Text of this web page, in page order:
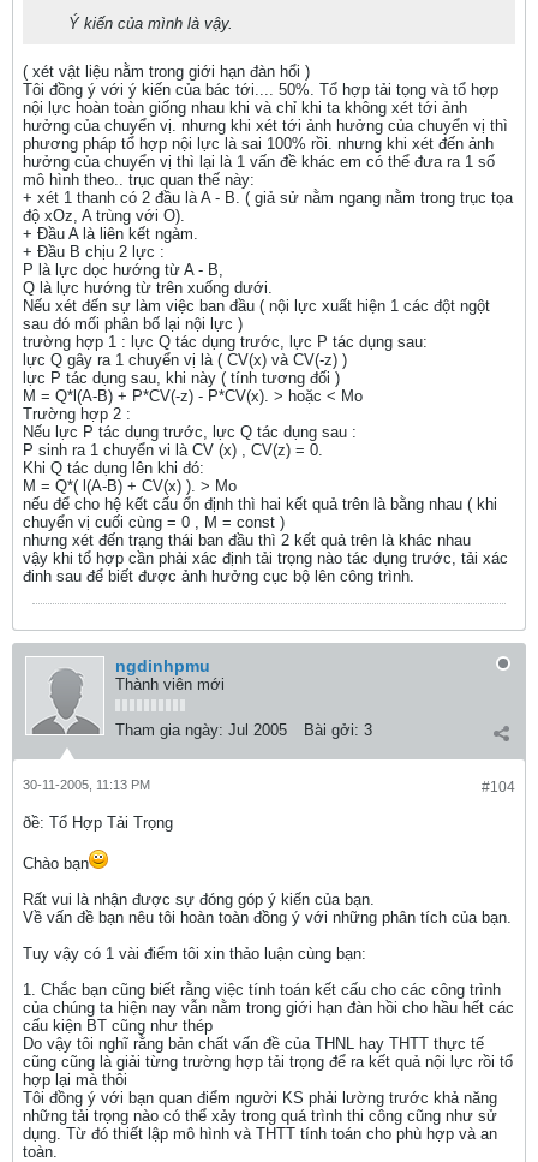
Ý kiến của mình là vậy.
( xét vật liệu nằm trong giới hạn đàn hổi )
Tôi đồng ý với ý kiến của bác tới.... 50%. Tổ hợp tải tọng và tổ hợp
nội lực hoàn toàn giống nhau khi và chỉ khi ta không xét tới ảnh
hưởng của chuyển vị. nhưng khi xét tới ảnh hưởng của chuyển vị thì
phương pháp tổ hợp nội lực là sai 100% rồi. nhưng khi xét đến ảnh
hưởng của chuyển vị thì lại là 1 vấn đề khác em có thể đưa ra 1 số
mô hình theo.. trục quan thế này:
+ xét 1 thanh có 2 đầu là A - B. ( giả sử nằm ngang nằm trong trục tọa
độ xOz, A trùng với O).
+ Đầu A là liên kết ngàm.
+ Đầu B chịu 2 lực :
P là lực dọc hướng từ A - B,
Q là lực hướng từ trên xuống dưới.
Nếu xét đến sự làm việc ban đầu ( nội lực xuất hiện 1 các đột ngột
sau đó mối phân bố lại nội lực )
trường hợp 1 : lực Q tác dụng trước, lực P tác dụng sau:
lực Q gây ra 1 chuyển vị là ( CV(x) và CV(-z) )
lực P tác dụng sau, khi này ( tính tương đối )
M = Q*l(A-B) + P*CV(-z) - P*CV(x). > hoặc < Mo
Trường hợp 2 :
Nếu lực P tác dụng trước, lực Q tác dụng sau :
P sinh ra 1 chuyển vi là CV (x) , CV(z) = 0.
Khi Q tác dụng lên khi đó:
M = Q*( l(A-B) + CV(x) ). > Mo
nếu để cho hệ kết cấu ổn định thì hai kết quả trên là bằng nhau ( khi
chuyển vị cuối cùng = 0 , M = const )
nhưng xét đến trạng thái ban đầu thì 2 kết quả trên là khác nhau
vậy khi tổ hợp cần phải xác định tải trọng nào tác dụng trước, tải xác
đinh sau để biết được ảnh hưởng cục bộ lên công trình.
ngdinhpmu
Thành viên mới
Tham gia ngày: Jul 2005 Bài gởi: 3
#104
30-11-2005, 11:13 PM
ðề: Tổ Hợp Tải Trọng
Chào bạn
Rất vui là nhận được sự đóng góp ý kiến của bạn.
Về vấn đề bạn nêu tôi hoàn toàn đồng ý với những phân tích của bạn.
Tuy vậy có 1 vài điểm tôi xin thảo luận cùng bạn:
1. Chắc bạn cũng biết rằng việc tính toán kết cấu cho các công trình
của chúng ta hiện nay vẫn nằm trong giới hạn đàn hồi cho hầu hết các
cấu kiện BT cũng như thép
Do vậy tôi nghĩ rằng bản chất vấn đề của THNL hay THTT thực tế
cũng cũng là giải từng trường hợp tải trọng để ra kết quả nội lực rồi tổ
hợp lại mà thôi
Tôi đồng ý với bạn quan điểm người KS phải lường trước khả năng
những tải trọng nào có thể xảy trong quá trình thi công cũng như sử
dụng. Từ đó thiết lập mô hình và THTT tính toán cho phù hợp và an
toàn.